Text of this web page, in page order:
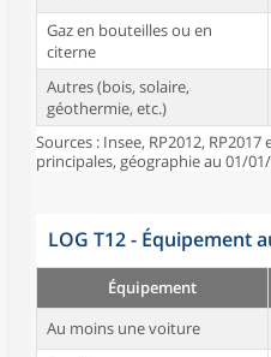
Gaz en bouteilles ou en
citerne
Autres (bois, solaire,
géothermie, etc.)
Sources : Insee, RP2012,
principales, géographie au 01/
LOG T12 - Équipement
Équipement
Au moins une voiture